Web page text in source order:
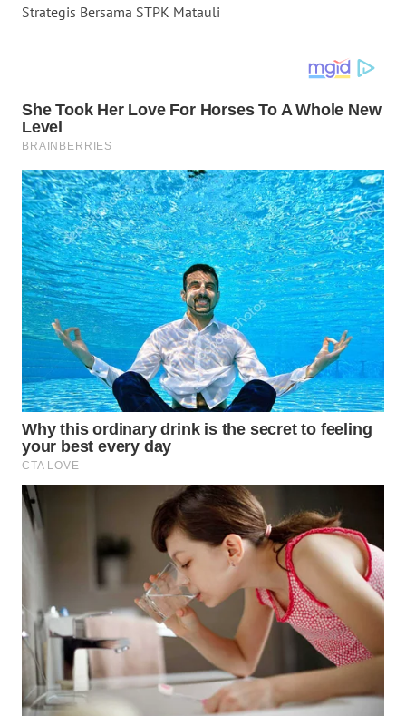
Strategis Bersama STPK Matauli
WN
WN
NIAS
WN
LANGKAT
WN
TAPANULI
SELATAN
WN
TANJUNG
LESUNG
KARO
WN
SIMALUNGUN
WN
TAPANULI
TENGAH
WN DELI